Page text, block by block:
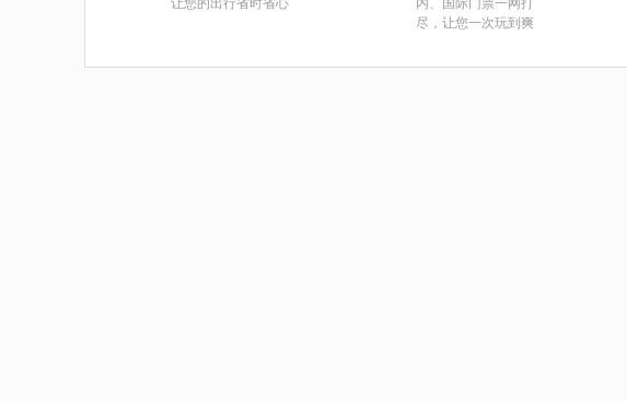
让您的出行省时省心
内、国际门票一网打
尽，让您一次玩到爽